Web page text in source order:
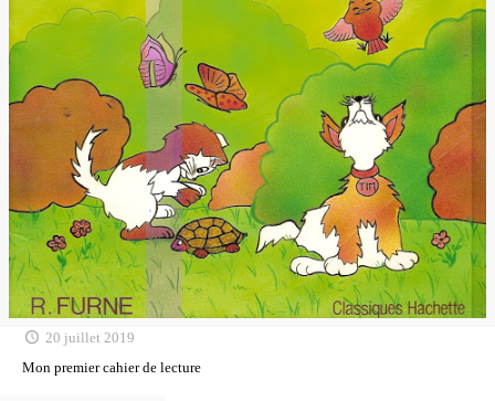
20 juillet 2019
Mon premier cahier de lecture